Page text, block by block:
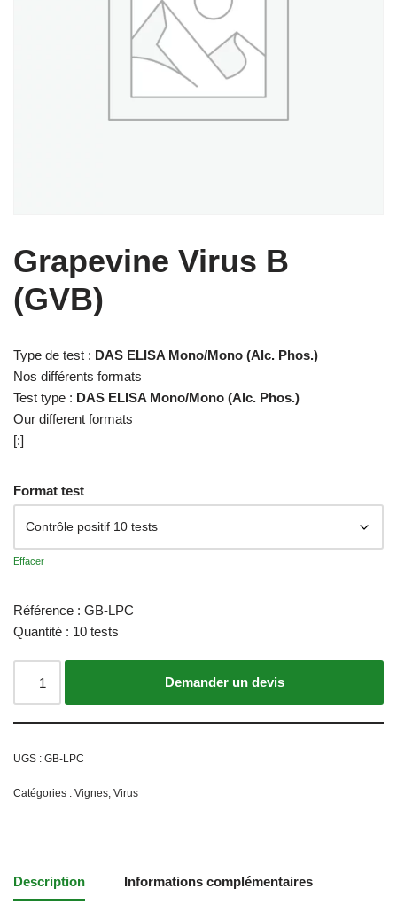
Grapevine Virus B
(GVB)
Type de test : DAS ELISA Mono/Mono (Alc. Phos.)
Nos différents formats
Test type : DAS ELISA Mono/Mono (Alc. Phos.)
Our different formats
[:]
Format test
Effacer
Référence : GB-LPC
Quantité : 10 tests
Ajouter au panier
UGS : GB-LPC
Catégories : Vignes, Virus
Description Informations complémentaires